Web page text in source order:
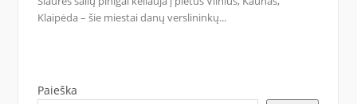
Klaipėda – šie miestai danų verslininkų...
Paieška